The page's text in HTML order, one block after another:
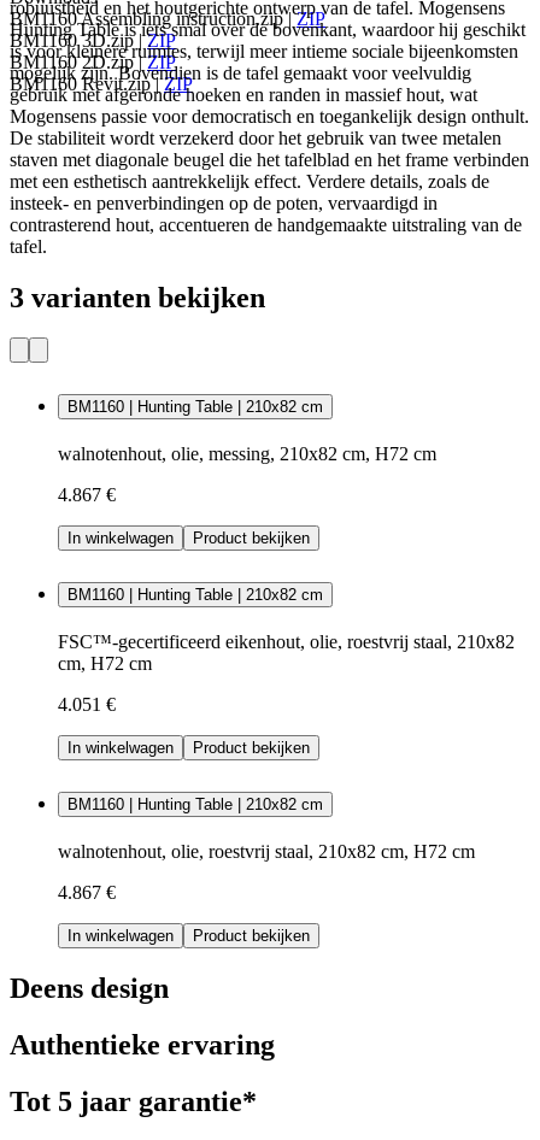
BM1160 Assembling instruction.zip|ZIP
BM1160 3D.zip|ZIP
BM1160 2D.zip|ZIP
BM1160 Revit.zip|ZIP
robuustheid en het houtgerichte ontwerp van de tafel. Mogensens
Hunting Table is iets smal over de bovenkant, waardoor hij geschikt
is voor kleinere ruimtes, terwijl meer intieme sociale bijeenkomsten
mogelijk zijn. Bovendien is de tafel gemaakt voor veelvuldig
gebruik met afgeronde hoeken en randen in massief hout, wat
Mogensens passie voor democratisch en toegankelijk design onthult.
De stabiliteit wordt verzekerd door het gebruik van twee metalen
staven met diagonale beugel die het tafelblad en het frame verbinden
met een esthetisch aantrekkelijk effect. Verdere details, zoals de
insteek- en penverbindingen op de poten, vervaardigd in
contrasterend hout, accentueren de handgemaakte uitstraling van de
tafel.
3 varianten bekijken
BM1160 | Hunting Table | 210x82 cm
walnotenhout, olie, messing, 210x82 cm, H72 cm
4.867 €
In winkelwagen Product bekijken
BM1160 | Hunting Table | 210x82 cm
FSC™-gecertificeerd eikenhout, olie, roestvrij staal, 210x82
cm, H72 cm
4.051 €
In winkelwagen Product bekijken
BM1160 | Hunting Table | 210x82 cm
walnotenhout, olie, roestvrij staal, 210x82 cm, H72 cm
4.867 €
In winkelwagen Product bekijken
Deens design
Authentieke ervaring
Tot 5 jaar garantie*